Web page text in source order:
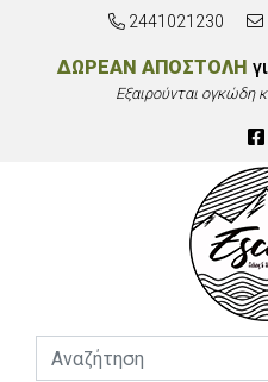
2441021230
ΔΩΡΕΑΝ ΑΠΟΣΤΟΛΗ
Εξαιρούνται ογκώδη